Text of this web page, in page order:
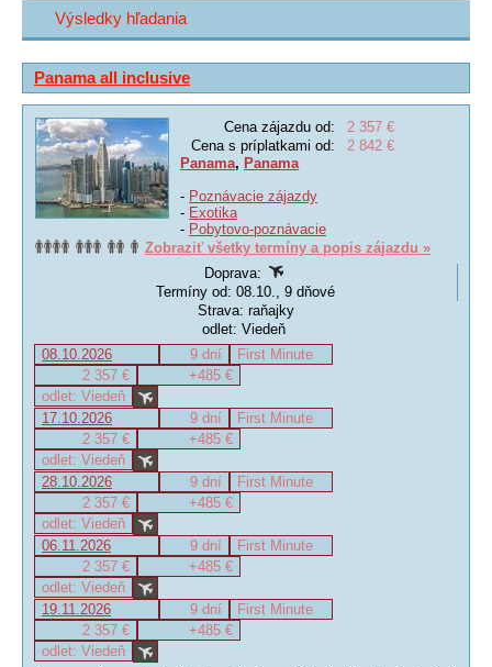
Výsledky hľadania
Panama all inclusive
Cena zájazdu od:
2 357 €
Cena s príplatkami od:
2 842 €
Panama, Panama
- Poznávacie zájazdy
- Exotika
- Pobytovo-poznávacie
Zobraziť všetky termíny a popis zájazdu »
Doprava:
Termíny od: 08.10., 9 dňové
Strava: raňajky
odlet: Viedeň
08.10.2026
9 dní
First Minute
2 357 €
+485 €
odlet: Viedeň
17.10.2026
9 dní
First Minute
2 357 €
+485 €
odlet: Viedeň
28.10.2026
9 dní
First Minute
2 357 €
+485 €
odlet: Viedeň
06.11.2026
9 dní
First Minute
2 357 €
+485 €
odlet: Viedeň
19.11.2026
9 dní
First Minute
2 357 €
+485 €
odlet: Viedeň